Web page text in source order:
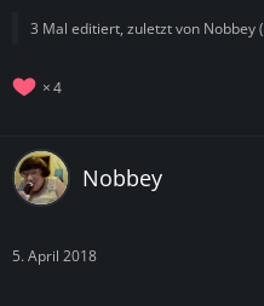
3 Mal editiert, zuletzt von Nobbey(
4
Nobbey
5. April 2018